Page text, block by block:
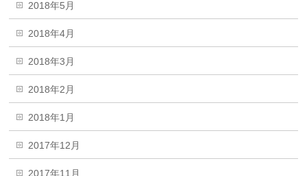
2018年5月
2018年4月
2018年3月
2018年2月
2018年1月
2017年12月
2017年11月